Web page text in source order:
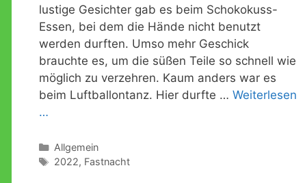
lustige Gesichter gab es beim Schokokuss-
Essen, bei dem die Hände nicht benutzt
werden durften. Umso mehr Geschick
brauchte es, um die süßen Teile so schnell wie
möglich zu verzehren. Kaum anders war es
beim Luftballontanz. Hier durfte … Weiterlesen
…
Kategorien
Allgemein
Schlagwörter
2022, Fastnacht